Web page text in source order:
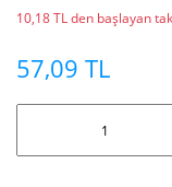
10,18 TL den başlayan
57,09 TL